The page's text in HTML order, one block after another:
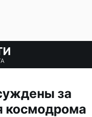
за
космодрома